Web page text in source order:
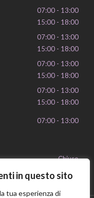
in questo sito
tua esperienza di
07:00 - 13:00
15:00 - 18:00
07:00 - 13:00
15:00 - 18:00
07:00 - 13:00
15:00 - 18:00
07:00 - 13:00
15:00 - 18:00
07:00 - 13:00
Chiuso